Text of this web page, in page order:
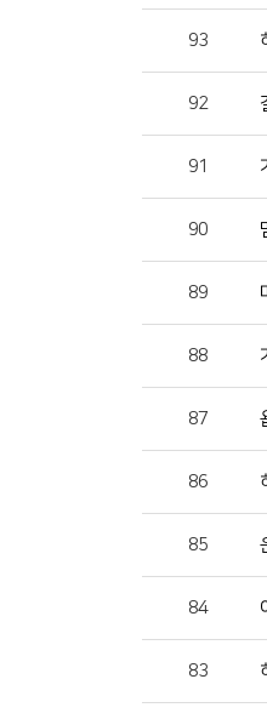
93
92
91
90
89
88
87
86
85
84
83